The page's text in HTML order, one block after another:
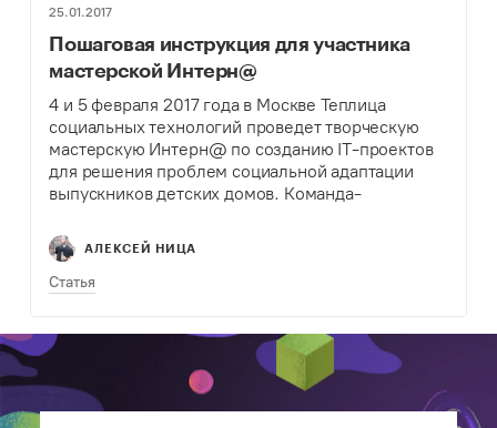
25.01.2017
Пошаговая инструкция для участника
мастерской Интерн@
4 и 5 февраля 2017 года в Москве Теплица
социальных технологий проведет творческую
мастерскую Интерн@ по созданию IT-проектов
для решения проблем социальной адаптации
выпускников детских домов. Команда-
рублей на доработку своего проекта. Мы
приглашаем стать авторами проектов
сотрудников…
АЛЕКСЕЙ НИЦА
Статья